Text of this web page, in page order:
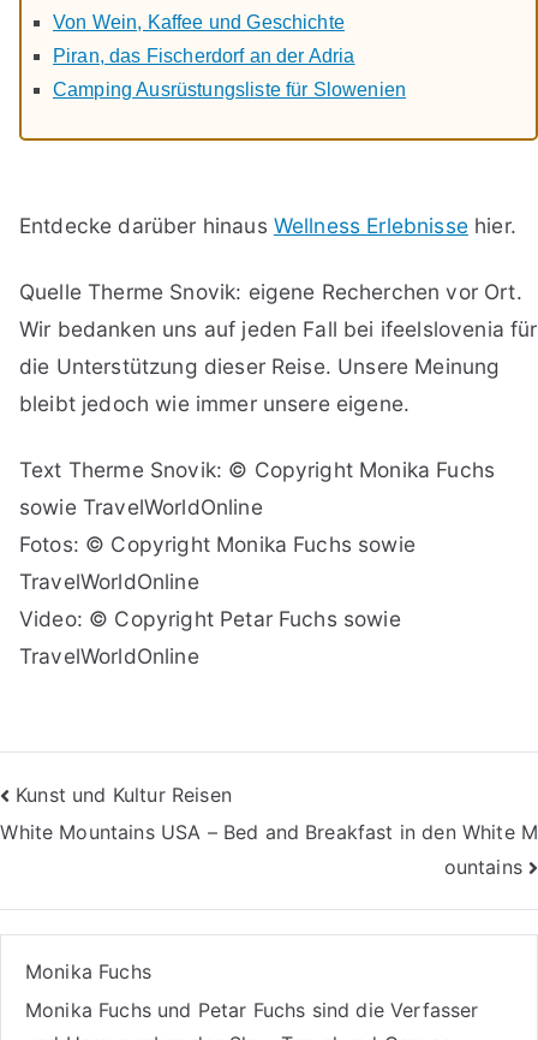
Von Wein, Kaffee und Geschichte
Piran, das Fischerdorf an der Adria
Camping Ausrüstungsliste für Slowenien
Entdecke darüber hinaus Wellness Erlebnissehier.
Quelle Therme Snovik: eigene Recherchen vor Ort.
Wir bedanken uns auf jeden Fall bei ifeelslovenia für
die Unterstützung dieser Reise. Unsere Meinung
bleibt jedoch wie immer unsere eigene.
Text Therme Snovik: © Copyright Monika Fuchs
sowie TravelWorldOnline
Fotos: © Copyright Monika Fuchs sowie
TravelWorldOnline
Video: © Copyright Petar Fuchs sowie
TravelWorldOnline
Beitragsnavigation
Kunst und Kultur Reisen
White Mountains USA – Bed and Breakfast in den White M
ountains
Monika Fuchs
Monika Fuchs und Petar Fuchs sind die Verfasser